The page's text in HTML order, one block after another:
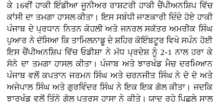
ਕੇ 16ਵੀਂ ਹਾਕੀ ਇੰਡੀਆ ਜੂਨੀਅਰ ਰਾਸ਼ਟਰੀ ਹਾਕੀ ਚੈਂਪੀਅਨਸ਼ਿਪ ਵਿੱਚ
ਕਾਂਸੀ ਦਾ ਤਮਗਾ ਹਾਸਲ ਕੀਤਾ। ਇਸ ਸਬੰਧੀ ਜਾਣਕਾਰੀ ਦਿੰਦੇ ਹੋਏ ਹਾਕੀ
ਪੰਜਾਬ ਦੇ ਪ੍ਰਧਾਨ ਨਿਤਨ ਕੋਹਲੀ ਅਤੇ ਜਨਰਲ ਸਕੱਤਰ ਅਮਰੀਕ ਸਿੰਘ
ਪੁਆਰ ਨੇ ਦੱਸਿਆ ਕਿ ਤਾਮਿਲਨਾਡੂ ਦੇ ਸ਼ਹਿਰ ਕੋਇੰਬਟੂਰ ਵਿਖੇ ਸਪੰਨ ਹੋਈ
ਇਸ ਚੈਂਪੀਅਨਸ਼ਿਪ ਵਿੱਚ ਓਡੀਸ਼ਾ ਨੇ ਮੱਧ ਪ੍ਰਦੇਸ਼ ਨੂੰ 2-1 ਨਾਲ ਹਰਾ ਕੇ
ਸੋਨੇ ਦਾ ਤਮਗਾ ਹਾਸਲ ਕੀਤਾ। ਪੰਜਾਬ ਅਤੇ ਝਾਰਖੰਡ ਮੈਚ ਦਰਮਿਆਨ
ਪੰਜਾਬ ਵਲੋਂ ਕਪਤਾਨ ਜਰਮਨ ਸਿੰਘ ਅਤੇ ਚਰਨਜੀਤ ਸਿੰਘ ਨੇ ਦੋ ਦੋ ਅਤੇ
ਅਜੇਪਾਲ ਸਿੰਘ ਅਤੇ ਗੁਰਵਿੰਦਰ ਸਿੰਘ ਨੇ ਇਕ ਇਕ ਗੋਲ ਕੀਤਾ। ਜਦਕਿ
ਝਾਰਖੰਡ ਵਲੋਂ ਤਿੰਨੋ ਗੋਲ ਪਤਰਸ ਹਾਸਾ ਨੇ ਕੀਤੇ। ਯਾਦ ਰਹੇ ਪਿਛਲੇ ਸਾਲ